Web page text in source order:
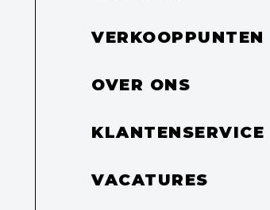
VERKOOPPUNTEN
OVER ONS
KLANTENSERVICE
VACATURES